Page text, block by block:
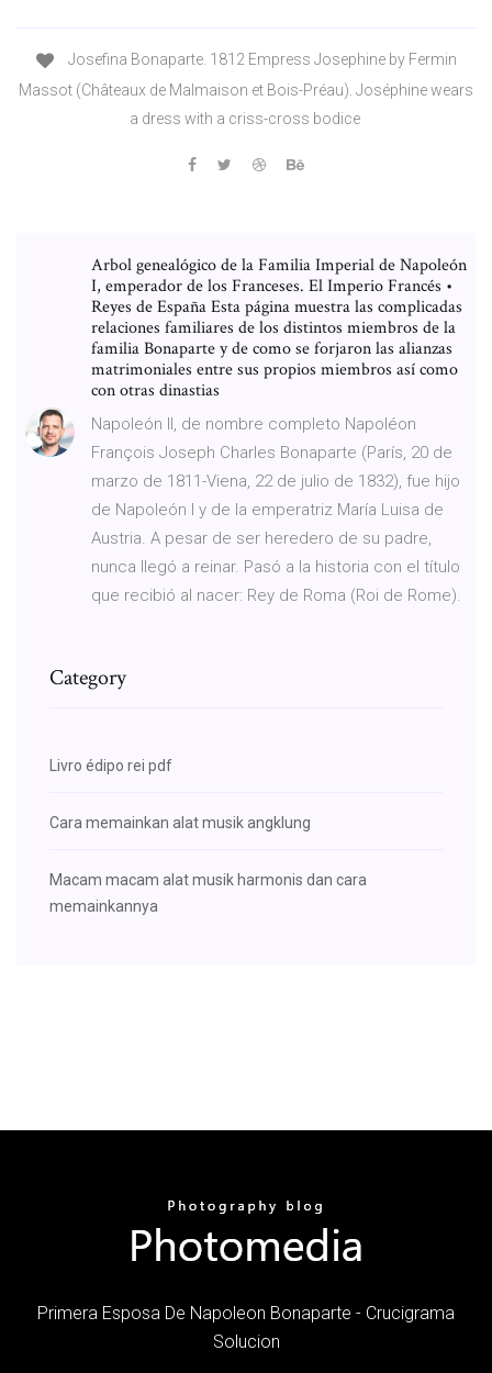
Josefina Bonaparte. 1812 Empress Josephine by Fermin
Massot (Châteaux de Malmaison et Bois-Préau). Joséphine wears
a dress with a criss-cross bodice
Arbol genealógico de la Familia Imperial de Napoleón
I, emperador de los Franceses. El Imperio Francés •
Reyes de España Esta página muestra las complicadas
relaciones familiares de los distintos miembros de la
familia Bonaparte y de como se forjaron las alianzas
matrimoniales entre sus propios miembros así como
con otras dinastias
Napoleón II, de nombre completo Napoléon
François Joseph Charles Bonaparte (París, 20 de
marzo de 1811-Viena, 22 de julio de 1832), fue hijo
de Napoleón I y de la emperatriz María Luisa de
Austria. A pesar de ser heredero de su padre,
nunca llegó a reinar. Pasó a la historia con el título
que recibió al nacer: Rey de Roma (Roi de Rome).
Category
Livro édipo rei pdf
Cara memainkan alat musik angklung
Macam macam alat musik harmonis dan cara
memainkannya
Primera Esposa De Napoleon Bonaparte - Crucigrama
Solucion